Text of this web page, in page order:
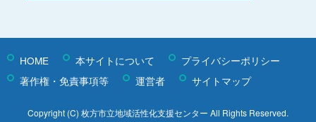
HOME 本サイトについて
プライバシーポリシー
著作権・免責事項等
運営者 サイトマップ
Copyright (C) 枚方市立地域活性化支援センター All Rights Reserved.